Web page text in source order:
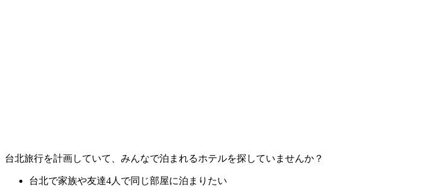
台北旅行を計画していて、みんなで泊まれるホテルを探していませんか？
台北で家族や友達4人で同じ部屋に泊まりたい